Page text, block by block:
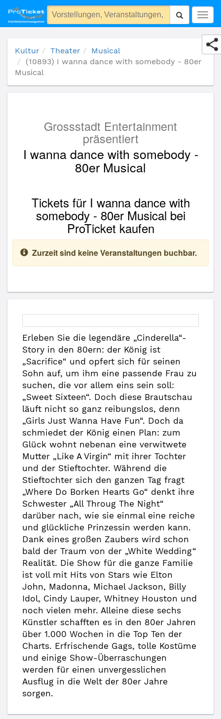
(10893) I wanna dance with somebody - 80er Musical
Kultur Theater
Musical
(10893) I wanna dance with somebody - 80er
Musical
Grossstadt Entertainment
präsentiert
I wanna dance with somebody -
80er Musical
Tickets für I wanna dance with
somebody - 80er Musical bei
ProTicket kaufen
Zurzeit sind keine Veranstaltungen buchbar.
Erleben Sie die legendäre „Cinderella“-
Story in den 80ern: der König ist
„Sacrifice“ und opfert sich für seinen
Sohn auf, um ihm eine passende Frau zu
suchen, die vor allem eins sein soll:
„Sweet Sixteen“. Doch diese Brautschau
läuft nicht so ganz reibungslos, denn
„Girls Just Wanna Have Fun“. Doch da
schmiedet der König einen Plan: zum
Glück wohnt nebenan eine verwitwete
Mutter „Like A Virgin“ mit ihrer Tochter
und der Stieftochter. Während die
Stieftochter sich den ganzen Tag fragt
„Where Do Borken Hearts Go“ denkt ihre
Schwester „All Throug The Night“
darüber nach, wie sie einmal eine reiche
und glückliche Prinzessin werden kann.
Dank eines großen Zaubers wird schon
bald der Traum von der „White Wedding“
Realität. Die Show für die ganze Familie
ist voll mit Hits von Stars wie Elton
John, Madonna, Michael Jackson, Billy
Idol, Cindy Lauper, Whitney Houston und
noch vielen mehr. Alleine diese sechs
Künstler schafften es in den 80er Jahren
über 1.000 Wochen in die Top Ten der
Charts. Erfrischende Gags, tolle Kostüme
und einige Show-Überraschungen
werden für einen unvergesslichen
Ausflug in die Welt der 80er Jahre
sorgen.